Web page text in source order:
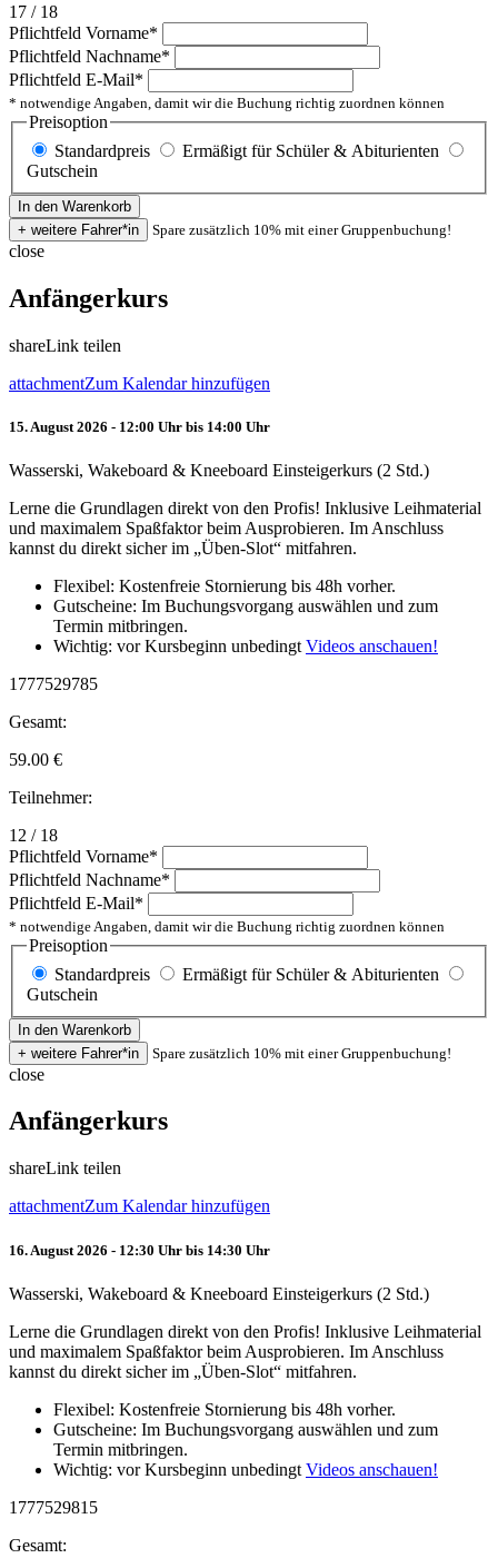
17 / 18
Pflichtfeld Vorname*
Pflichtfeld Nachname*
Pflichtfeld E-Mail*
* notwendige Angaben, damit wir die Buchung richtig zuordnen können
Preisoption
Standardpreis
Ermäßigt für Schüler & Abiturienten
Gutschein
Spare zusätzlich 10% mit einer Gruppenbuchung!
close
Anfängerkurs
shareLink teilen
attachmentZum Kalendar hinzufügen
15. August 2026 - 12:00 Uhr bis 14:00 Uhr
Wasserski, Wakeboard & Kneeboard Einsteigerkurs (2 Std.)
Lerne die Grundlagen direkt von den Profis! Inklusive Leihmaterial
und maximalem Spaßfaktor beim Ausprobieren. Im Anschluss
kannst du direkt sicher im „Üben-Slot“ mitfahren.
Flexibel: Kostenfreie Stornierung bis 48h vorher.
Gutscheine: Im Buchungsvorgang auswählen und zum
Termin mitbringen.
Wichtig: vor Kursbeginn unbedingt Videos anschauen!
1777529785
Gesamt:
59.00 €
Teilnehmer:
12 / 18
Pflichtfeld Vorname*
Pflichtfeld Nachname*
Pflichtfeld E-Mail*
* notwendige Angaben, damit wir die Buchung richtig zuordnen können
Preisoption
Standardpreis
Ermäßigt für Schüler & Abiturienten
Gutschein
Spare zusätzlich 10% mit einer Gruppenbuchung!
close
Anfängerkurs
shareLink teilen
attachmentZum Kalendar hinzufügen
16. August 2026 - 12:30 Uhr bis 14:30 Uhr
Wasserski, Wakeboard & Kneeboard Einsteigerkurs (2 Std.)
Lerne die Grundlagen direkt von den Profis! Inklusive Leihmaterial
und maximalem Spaßfaktor beim Ausprobieren. Im Anschluss
kannst du direkt sicher im „Üben-Slot“ mitfahren.
Flexibel: Kostenfreie Stornierung bis 48h vorher.
Gutscheine: Im Buchungsvorgang auswählen und zum
Termin mitbringen.
Wichtig: vor Kursbeginn unbedingt Videos anschauen!
1777529815
Gesamt: